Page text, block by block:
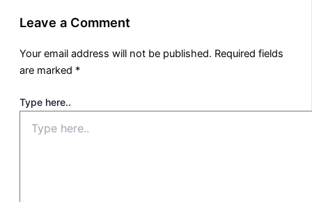
Leave a Comment
Your email address will not be published. Required fields
are marked *
Type here..